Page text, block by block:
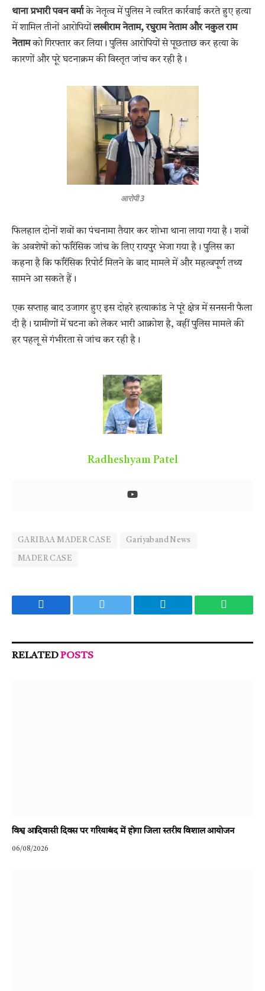
थाना प्रभारी पवन वर्माके नेतृत्व में पुलिस ने त्वरित कार्रवाई करते हुए हत्या
में शामिल तीनों आरोपियोंलखीराम नेताम, रघुराम नेताम और नकुल राम
नेतामको गिरफ्तार कर लिया। पुलिस आरोपियों से पूछताछ कर हत्या के
कारणों और पूरे घटनाक्रम की विस्तृत जांच कर रही है।
आरोपी 3
फिलहाल दोनों शवों का पंचनामा तैयार कर शोभा थाना लाया गया है। शवों
के अवशेषों को फॉरेंसिक जांच के लिए रायपुर भेजा गया है। पुलिस का
कहना है कि फॉरेंसिक रिपोर्ट मिलने के बाद मामले में और महत्वपूर्ण तथ्य
सामने आ सकते हैं।
एक सप्ताह बाद उजागर हुए इस दोहरे हत्याकांड ने पूरे क्षेत्र में सनसनी फैला
दी है। ग्रामीणों में घटना को लेकर भारी आक्रोश है, वहीं पुलिस मामले की
हर पहलू से गंभीरता से जांच कर रही है।
Radheshyam Patel
GARIBAA MADER CASE Gariyaband News
MADER CASE
Facebook Twitter Telegram
RELATEDPOSTS
विश्व आदिवासी दिवस पर गरियाबंद में होगा जिला स्तरीय विशाल आयोजन
06/08/2026